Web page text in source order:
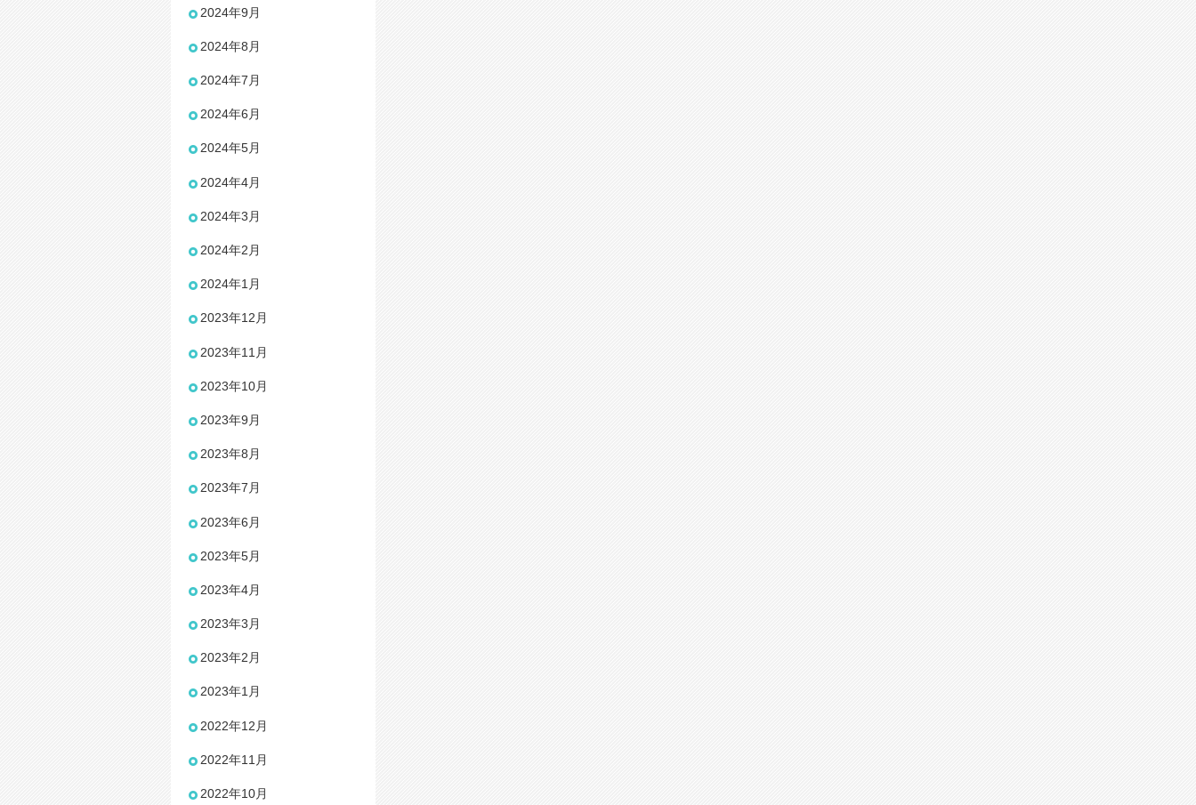
2024年9月
2024年8月
2024年7月
2024年6月
2024年5月
2024年4月
2024年3月
2024年2月
2024年1月
2023年12月
2023年11月
2023年10月
2023年9月
2023年8月
2023年7月
2023年6月
2023年5月
2023年4月
2023年3月
2023年2月
2023年1月
2022年12月
2022年11月
2022年10月